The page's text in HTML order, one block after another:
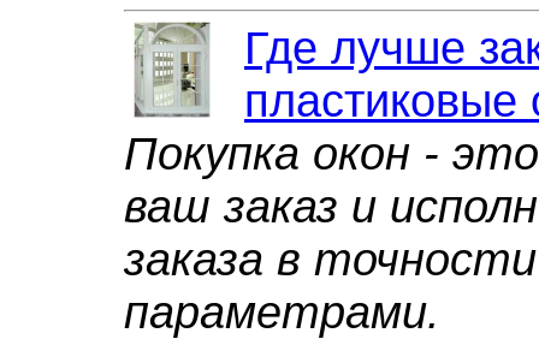
Где лучше
пластиковые
Покупка окон -
ваш заказ и
заказа в
параметрами.